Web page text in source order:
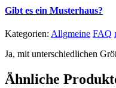
Gibt es ein Musterhaus?
Kategorien: Allgmeine FAQ
Ja, mit unterschiedlichen
Ähnliche